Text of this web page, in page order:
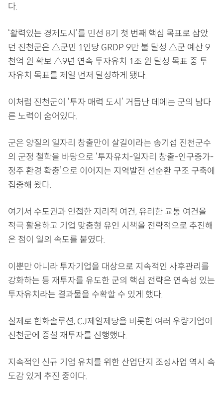
다.
‘활력있는 경제도시’를 민선 8기 첫 번째 핵심 목표로 삼았
던 진천군은 △군민 1인당 GRDP 9만 불 달성 △군 예산 9
천억 원 확보 △9년 연속 투자유치 1조 원 달성 목표 중 투
자유치 목표를 제일 먼저 달성하게 됐다.
이처럼 진천군이 ‘투자 매력 도시’ 거듭난 데에는 군의 남다
른 노력이 숨어있다.
군은 양질의 일자리 창출만이 살길이라는 송기섭 진천군수
의 군정 철학을 바탕으로 ‘투자유치-일자리 창출-인구증가-
정주 환경 확충’으로 이어지는 지역발전 선순환 구조 구축에
집중해 왔다.
여기서 수도권과 인접한 지리적 여건, 유리한 교통 여건을
적극 활용하고 기업 맞춤형 유인 시책을 전략적으로 추진해
온 점이 일의 속도를 붙였다.
이뿐만 아니라 투자기업을 대상으로 지속적인 사후관리를
강화하는 등 재투자를 유도한 군의 핵심 전략은 연속성 있는
투자유치라는 결과물을 수확할 수 있게 했다.
실제로 한화솔루션, CJ제일제당을 비롯한 여러 우량기업이
진천군에 증설 재투자를 진행했다.
지속적인 신규 기업 유치를 위한 산업단지 조성사업 역시 속
도감 있게 추진 중이다.